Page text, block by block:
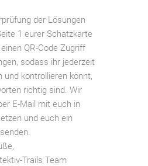
der Lösungen
1 eurer Schatzkarte
QR-Code Zugriff
sodass ihr jederzeit
und kontrollieren könnt,
richtig sind. Wir
E-Mail mit euch in
und euch ein
Trails Team